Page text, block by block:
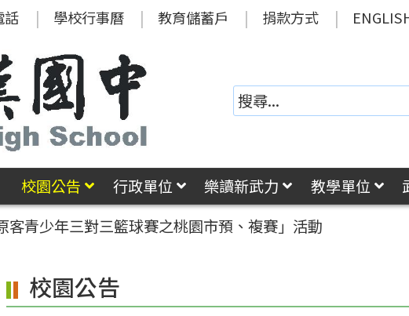
話 學校行事曆 教育儲蓄戶 捐款方式
校園公告 行政單位 樂讀新武力 教學單位
客青少年三對三籃球賽之桃園市預、複賽」活動
校園公告